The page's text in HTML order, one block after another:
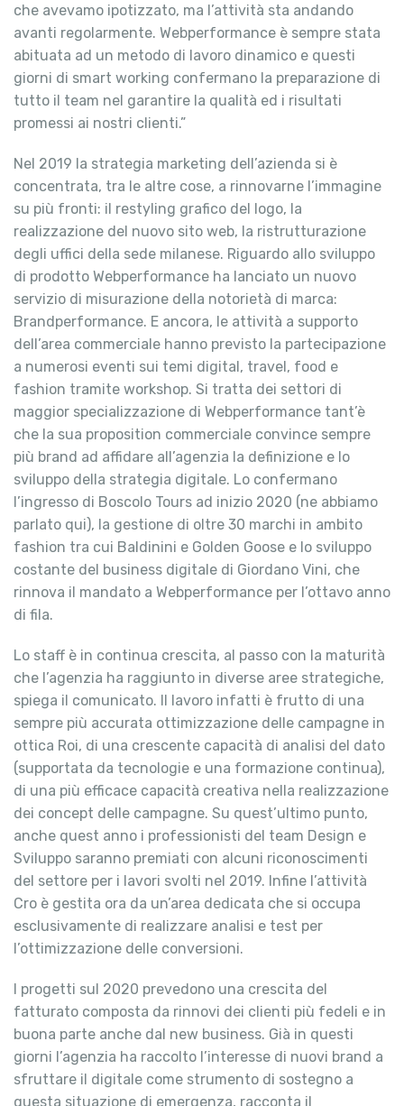
che avevamo ipotizzato, ma l’attività sta andando
avanti regolarmente. Webperformance è sempre stata
abituata ad un metodo di lavoro dinamico e questi
giorni di smart working confermano la preparazione di
tutto il team nel garantire la qualità ed i risultati
promessi ai nostri clienti.”
Nel 2019 la strategia marketing dell’azienda si è
concentrata, tra le altre cose, a rinnovarne l’immagine
su più fronti: il restyling grafico del logo, la
realizzazione del nuovo sito web, la ristrutturazione
degli uffici della sede milanese. Riguardo allo sviluppo
di prodotto Webperformance ha lanciato un nuovo
servizio di misurazione della notorietà di marca:
Brandperformance. E ancora, le attività a supporto
dell’area commerciale hanno previsto la partecipazione
a numerosi eventi sui temi digital, travel, food e
fashion tramite workshop. Si tratta dei settori di
maggior specializzazione di Webperformance tant’è
che la sua proposition commerciale convince sempre
più brand ad affidare all’agenzia la definizione e lo
sviluppo della strategia digitale. Lo confermano
l’ingresso di Boscolo Tours ad inizio 2020 (ne abbiamo
parlato qui), la gestione di oltre 30 marchi in ambito
fashion tra cui Baldinini e Golden Goose e lo sviluppo
costante del business digitale di Giordano Vini, che
rinnova il mandato a Webperformance per l’ottavo anno
di fila.
Lo staff è in continua crescita, al passo con la maturità
che l’agenzia ha raggiunto in diverse aree strategiche,
spiega il comunicato. Il lavoro infatti è frutto di una
sempre più accurata ottimizzazione delle campagne in
ottica Roi, di una crescente capacità di analisi del dato
(supportata da tecnologie e una formazione continua),
di una più efficace capacità creativa nella realizzazione
dei concept delle campagne. Su quest’ultimo punto,
anche quest anno i professionisti del team Design e
Sviluppo saranno premiati con alcuni riconoscimenti
del settore per i lavori svolti nel 2019. Infine l’attività
Cro è gestita ora da un’area dedicata che si occupa
esclusivamente di realizzare analisi e test per
l’ottimizzazione delle conversioni.
I progetti sul 2020 prevedono una crescita del
fatturato composta da rinnovi dei clienti più fedeli e in
buona parte anche dal new business. Già in questi
giorni l’agenzia ha raccolto l’interesse di nuovi brand a
sfruttare il digitale come strumento di sostegno a
questa situazione di emergenza, racconta il